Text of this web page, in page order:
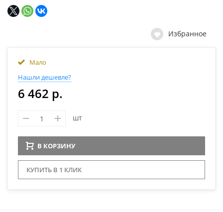
Избранное
Мало
Нашли дешевле?
6 462 р.
шт
В КОРЗИНУ
КУПИТЬ В 1 КЛИК